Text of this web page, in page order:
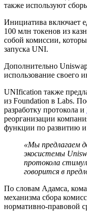
также используют
Инициатива включает
100 млн токенов из
собой комиссии,
запуска UNI.
Дополнительно
использование своего
UNIfication также
из Foundation в Labs.
разработку протокола и
реорганизации
функции по развитию
«Мы предлагаем
экосистемы
протокола
говорится в
По словам Адамса,
механизма сбора
нормативно-правовой